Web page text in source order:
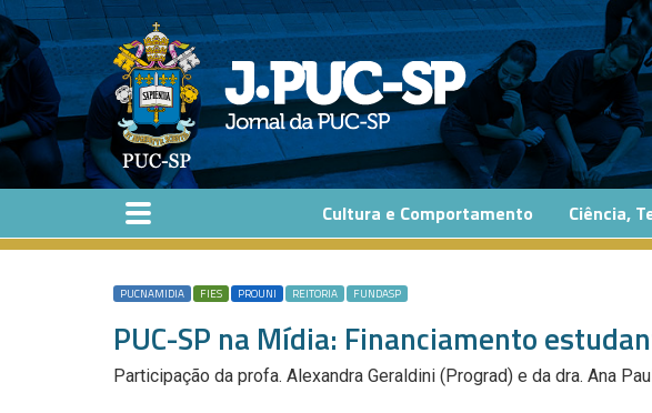
Pular para o conteúdo principal
Cultura e Comportamento Ciência,
PUCNAMIDIA FIES PROUNI REITORIA FUNDASP
PUC-SP na Mídia: Financiamento
Participação da profa. Alexandra Geraldini (Prograd) e da dra. Ana